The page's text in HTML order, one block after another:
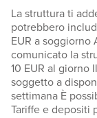
La struttura ti
potrebbero
EUR a
comunicato la
10 EUR al giorno
soggetto a
settimana È
Tariffe e depositi